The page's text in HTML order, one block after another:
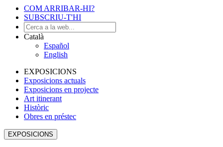
COM ARRIBAR-HI?
SUBSCRIU-T'HI
Català
Español
English
EXPOSICIONS
Exposicions actuals
Exposicions en projecte
Art itinerant
Històric
Obres en préstec
EXPOSICIONS